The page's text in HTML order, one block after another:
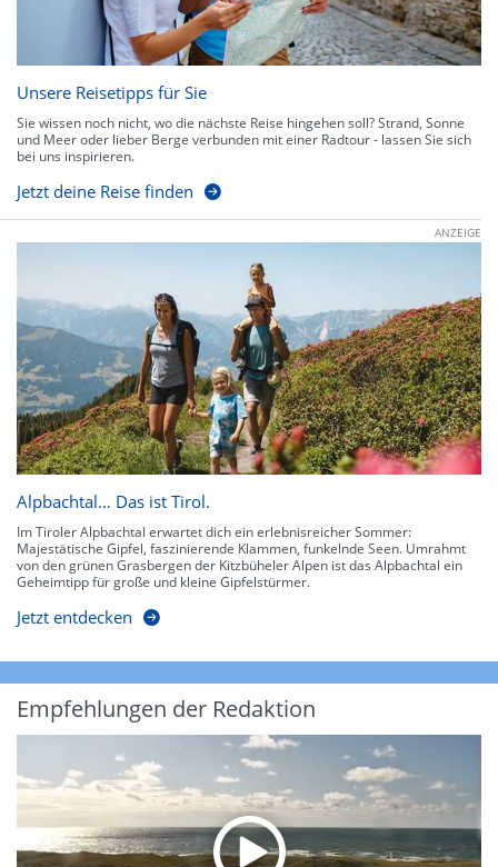
Unsere Reisetipps für Sie
Sie wissen noch nicht, wo die nächste Reise hingehen soll? Strand, Sonne
und Meer oder lieber Berge verbunden mit einer Radtour - lassen Sie sich
bei uns inspirieren.
Jetzt deine Reise finden
ANZEIGE
Alpbachtal… Das ist Tirol.
Im Tiroler Alpbachtal erwartet dich ein erlebnisreicher Sommer:
Majestätische Gipfel, faszinierende Klammen, funkelnde Seen. Umrahmt
von den grünen Grasbergen der Kitzbüheler Alpen ist das Alpbachtal ein
Geheimtipp für große und kleine Gipfelstürmer.
Jetzt entdecken
Empfehlungen der Redaktion